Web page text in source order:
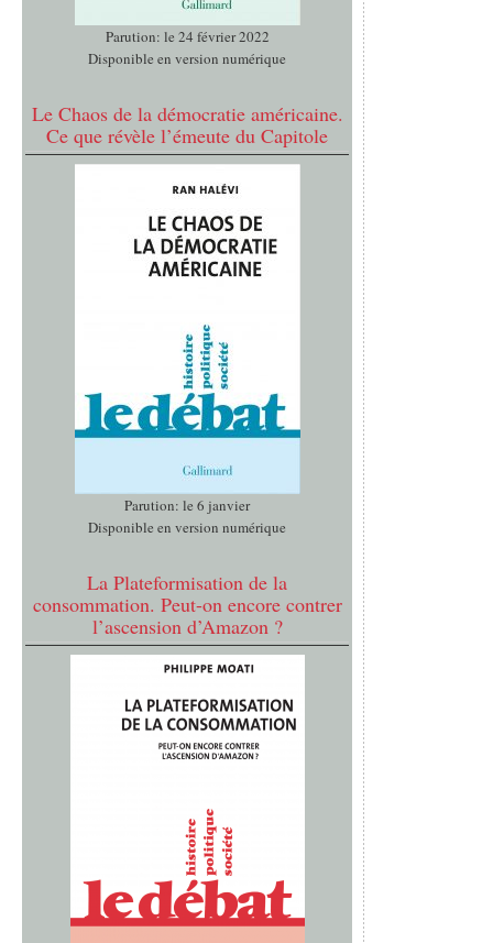
Parution: le 24 février 2022
Disponible en version numérique
Le Chaos de la démocratie américaine.
Ce que révèle l’émeute du Capitole
Parution: le 6 janvier
Disponible en version numérique
La Plateformisation de la
consommation. Peut-on encore contrer
l’ascension d’Amazon ?